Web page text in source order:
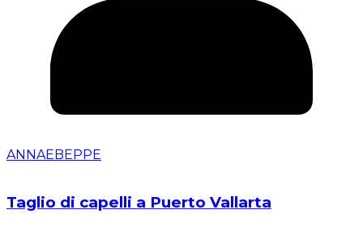
ANNAEBEPPE
Taglio di capelli a Puerto Vallarta